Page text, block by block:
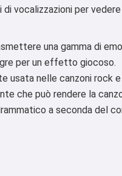
vocalizzazioni per
una gamma di
per un effetto giocoso.
usata nelle canzoni rock e
che può rendere la
a seconda del
Privacy
di Rimborso